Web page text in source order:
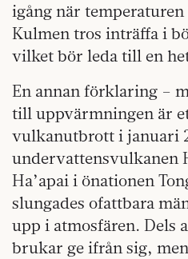
igång när
Kulmen tros inträffa i
vilket bör leda till en
En annan förklaring –
till uppvärmningen är
vulkanutbrott i januari
undervattensvulkanen
Ha’apai i önationen
slungades ofattbara
upp i atmosfären. Dels
brukar ge ifrån sig,